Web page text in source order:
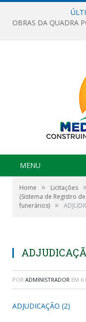
MENU
Home » Licitações »
(Sistema de Registro
funerários) »
POR ADMINISTRADOR EM 6
ADJUDICAÇÃO (2)